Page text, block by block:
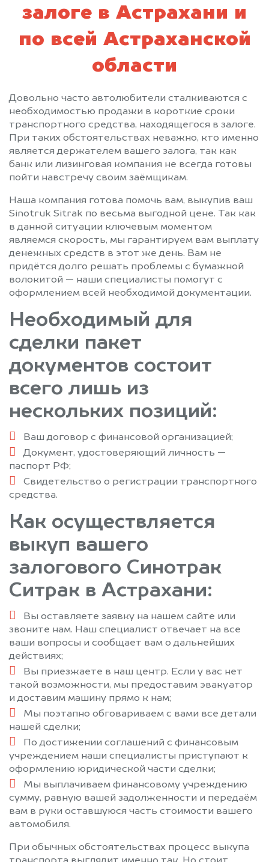
залоге в Астрахани и
по всей Астраханской
области
Довольно часто автолюбители сталкиваются с
необходимостью продажи в короткие сроки
транспортного средства, находящегося в залоге.
При таких обстоятельствах неважно, кто именно
является держателем вашего залога, так как
банк или лизинговая компания не всегда готовы
пойти навстречу своим заёмщикам.
Наша компания готова помочь вам, выкупив ваш
Sinotruk Sitrak по весьма выгодной цене. Так как
в данной ситуации ключевым моментом
являемся скорость, мы гарантируем вам выплату
денежных средств в этот же день. Вам не
придётся долго решать проблемы с бумажной
волокитой — наши специалисты помогут с
оформлением всей необходимой документации.
Необходимый для
сделки пакет
документов состоит
всего лишь из
нескольких позиций:
Ваш договор с финансовой организацией;
Документ, удостоверяющий личность —
паспорт РФ;
Свидетельство о регистрации транспортного
средства.
Как осуществляется
выкуп вашего
залогового Синотрак
Ситрак в Астрахани:
Вы оставляете заявку на нашем сайте или
звоните нам. Наш специалист отвечает на все
ваши вопросы и сообщает вам о дальнейших
действиях;
Вы приезжаете в наш центр. Если у вас нет
такой возможности, мы предоставим эвакуатор
и доставим машину прямо к нам;
Мы поэтапно обговариваем с вами все детали
нашей сделки;
По достижении соглашений с финансовым
учреждением наши специалисты приступают к
оформлению юридической части сделки;
Мы выплачиваем финансовому учреждению
сумму, равную вашей задолженности и передаём
вам в руки оставшуюся часть стоимости вашего
автомобиля.
При обычных обстоятельствах процесс выкупа